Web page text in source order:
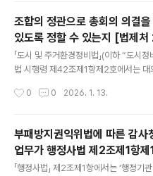
가. 학원(학원법 제2조제1호에 따른 학
에 ‘유치원 또는 이와 유사한 명칭’이 포
표시하면 해당 명칭을 학원의 명칭으로
설의 명칭이 「유아교육법」에 따른 유치
조합의 정관으로 총회의 의결
있도록 정할 수 있는지 [법제
「도시 및 주거환경정비법」(이하 “도
법 시행령 제42조제1항제2호에서는
4조에 따른 총회를 말하며, 이하 같음.)
임에 관하여는 정관으로 정하는 바에
35조에 따른 조합을 말하며, 이하 같음
의원을 선임할 수 있도록 정할 수 있는
따라 임기 중 궐위된 자를 보궐선임할
0 0 2026. 1. 13.
부패방지권익위법에 따른 감
업무가 행정사법 제2조제1항
해당하는지 여부 [법제처 25-
「행정사법」 제2조제1항에서는 ‘행정